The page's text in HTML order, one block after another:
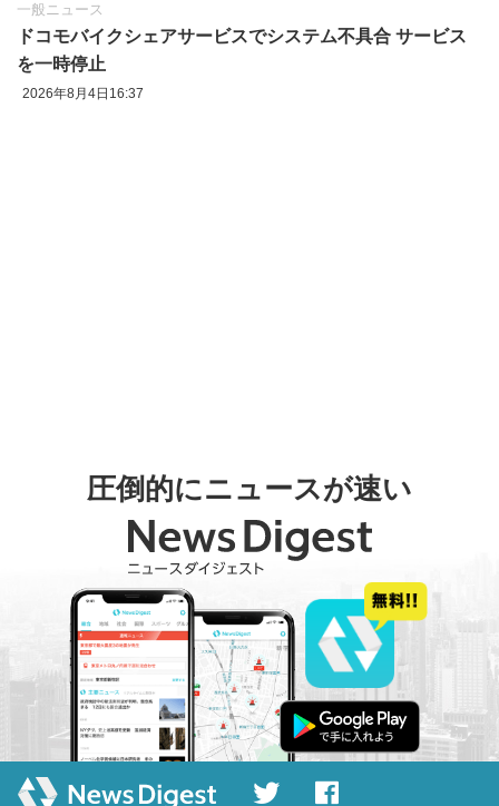
一般ニュース
ドコモバイクシェアサービスでシステム不具合 サービス
を一時停止
2026年8月4日16:37
圧倒的にニュースが速い